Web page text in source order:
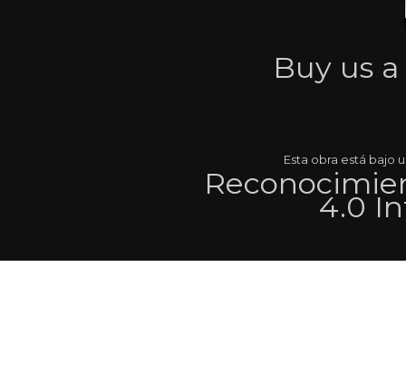
Buy us a
Esta obra está bajo
4.0